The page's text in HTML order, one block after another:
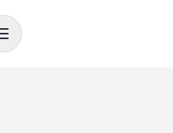
Toggle navigation